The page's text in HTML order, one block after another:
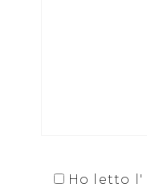
Ho letto l'